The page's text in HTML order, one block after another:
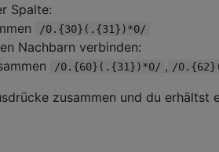
Spalte:
/0.{30}(.{31})*0/
Nachbarn verbinden:
/0.{60}(.{31})*0/ , /
zusammen und du erhältst